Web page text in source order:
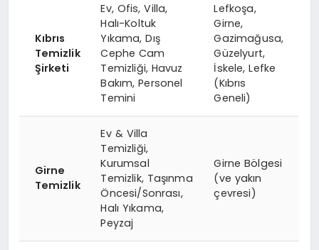
Kıbrıs
Temizlik
Şirketi
Ev, Ofis, Villa,
Halı-Koltuk
Yıkama, Dış
Cephe Cam
Temizliği, Havuz
Bakım, Personel
Temini
Lefkoşa,
Girne,
Gazimağusa,
Güzelyurt,
İskele, Lefke
(Kıbrıs
Geneli)
Girne
Temizlik
Ev & Villa
Temizliği,
Kurumsal
Temizlik, Taşınma
Öncesi/Sonrası,
Halı Yıkama,
Peyzaj
Girne Bölgesi
(ve yakın
çevresi)